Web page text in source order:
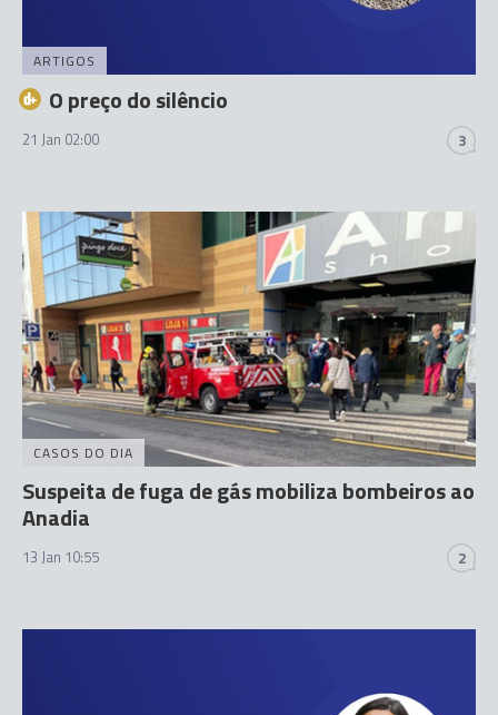
ARTIGOS
O preço do silêncio
21 Jan 02:00 3
CASOS DO DIA
Suspeita de fuga de gás mobiliza bombeiros ao
Anadia
13 Jan 10:55 2